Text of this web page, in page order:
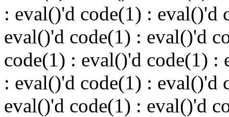
: eval()'d code(1) : eval()'d
eval()'d code(1) : eval()'d
code(1) : eval()'d code(1) :
: eval()'d code(1) : eval()'d
eval()'d code(1) : eval()'d